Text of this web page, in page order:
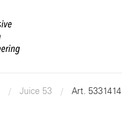
Juice 53 Art. 5331414